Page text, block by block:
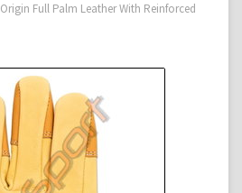
Full Palm Leather With Reinforced